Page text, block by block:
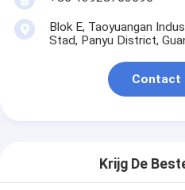
Blok E, Taoyuangan
Stad, Panyu District,
Contact
Krijg De